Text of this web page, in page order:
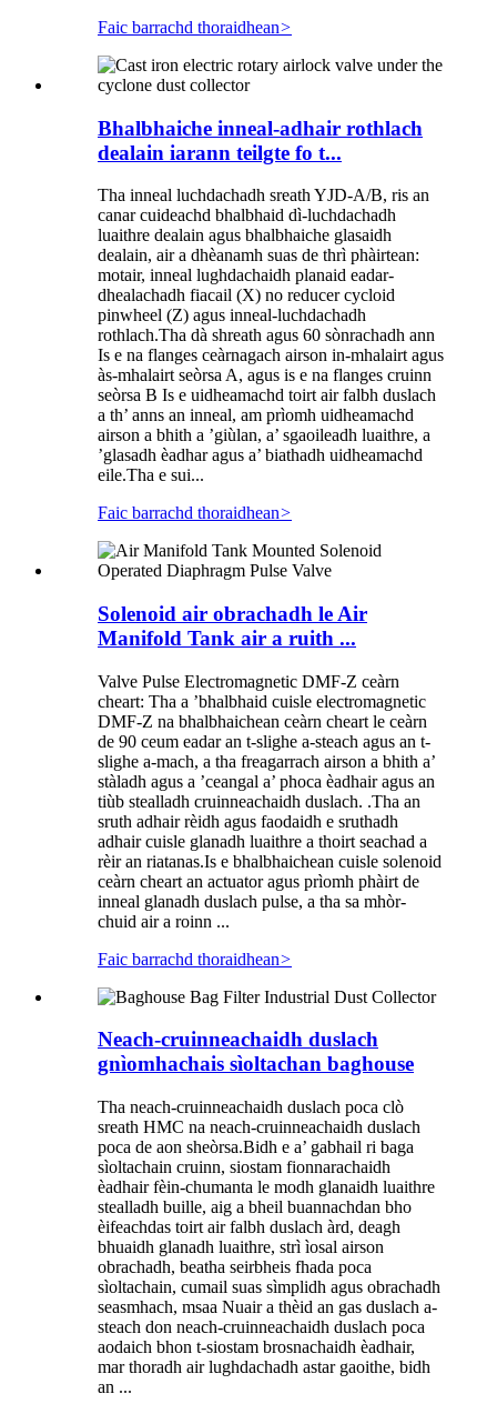
Faic barrachd thoraidhean>
Bhalbhaiche inneal-adhair rothlach
dealain iarann ​​​​teilgte fo t...
Tha inneal luchdachadh sreath YJD-A/B, ris an
canar cuideachd bhalbhaid dì-luchdachadh
luaithre dealain agus bhalbhaiche glasaidh
dealain, air a dhèanamh suas de thrì phàirtean:
motair, inneal lughdachaidh planaid eadar-
dhealachadh fiacail (X) no reducer cycloid
pinwheel (Z) agus inneal-luchdachadh
rothlach.Tha dà shreath agus 60 sònrachadh ann
Is e na flanges ceàrnagach airson in-mhalairt agus
às-mhalairt seòrsa A, agus is e na flanges cruinn
seòrsa B Is e uidheamachd toirt air falbh duslach
a th’ anns an inneal, am prìomh uidheamachd
airson a bhith a ’giùlan, a’ sgaoileadh luaithre, a
’glasadh èadhar agus a’ biathadh uidheamachd
eile.Tha e sui...
Faic barrachd thoraidhean>
Solenoid air obrachadh le Air
Manifold Tank air a ruith ...
Valve Pulse Electromagnetic DMF-Z ceàrn
cheart: Tha a ’bhalbhaid cuisle electromagnetic
DMF-Z na bhalbhaichean ceàrn cheart le ceàrn
de 90 ceum eadar an t-slighe a-steach agus an t-
slighe a-mach, a tha freagarrach airson a bhith a’
stàladh agus a ’ceangal a’ phoca èadhair agus an
tiùb stealladh cruinneachaidh duslach. .Tha an
sruth adhair rèidh agus faodaidh e sruthadh
adhair cuisle glanadh luaithre a thoirt seachad a
rèir an riatanas.Is e bhalbhaichean cuisle solenoid
ceàrn cheart an actuator agus prìomh phàirt de
inneal glanadh duslach pulse, a tha sa mhòr-
chuid air a roinn ...
Faic barrachd thoraidhean>
Neach-cruinneachaidh duslach
gnìomhachais sìoltachan baghouse
Tha neach-cruinneachaidh duslach poca clò
sreath HMC na neach-cruinneachaidh duslach
poca de aon sheòrsa.Bidh e a’ gabhail ri baga
sìoltachain cruinn, siostam fionnarachaidh
èadhair fèin-chumanta le modh glanaidh luaithre
stealladh buille, aig a bheil buannachdan bho
èifeachdas toirt air falbh duslach àrd, deagh
bhuaidh glanadh luaithre, strì ìosal airson
obrachadh, beatha seirbheis fhada poca
sìoltachain, cumail suas sìmplidh agus obrachadh
seasmhach, msaa Nuair a thèid an gas duslach a-
steach don neach-cruinneachaidh duslach poca
aodaich bhon t-siostam brosnachaidh èadhair,
mar thoradh air lughdachadh astar gaoithe, bidh
an ...